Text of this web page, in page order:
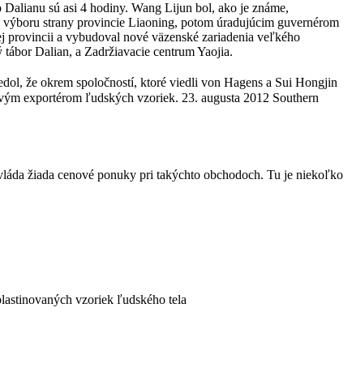
sú asi 4 hodiny. Wang Lijun bol, ako je známe,
strany provincie Liaoning, potom úradujúcim guvernérom
a vybudoval nové väzenské zariadenia veľkého
Dalian, a Zadržiavacie centrum Yaojia.
že okrem spoločností, ktoré viedli von Hagens a Sui Hongjin
exportérom ľudských vzoriek. 23. augusta 2012 Southern
žiada cenové ponuky pri takýchto obchodoch. Tu je niekoľko
vzoriek ľudského tela